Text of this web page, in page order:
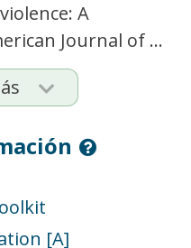
A
Journal of ...
[A]